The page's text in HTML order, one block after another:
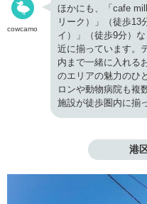
cowcamo
ほかにも、「cafe
リーク）」（徒歩13
イ）」（徒歩9分）
近に揃っています。
内まで一緒に入れる
のエリアの魅力のひ
ロンや動物病院も複
施設が徒歩圏内に揃
港